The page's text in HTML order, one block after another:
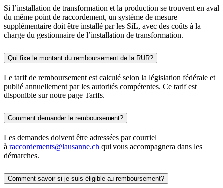
Si l’installation de transformation et la production se trouvent en aval
du même point de raccordement, un système de mesure
supplémentaire doit être installé par les SiL, avec des coûts à la
charge du gestionnaire de l’installation de transformation.
Qui fixe le montant du remboursement de la RUR?
Le tarif de remboursement est calculé selon la législation fédérale et
publié annuellement par les autorités compétentes. Ce tarif est
disponible sur notre page Tarifs.
Comment demander le remboursement?
Les demandes doivent être adressées par courriel
à raccordements@lausanne.ch qui vous accompagnera dans les
démarches.
Comment savoir si je suis éligible au remboursement?